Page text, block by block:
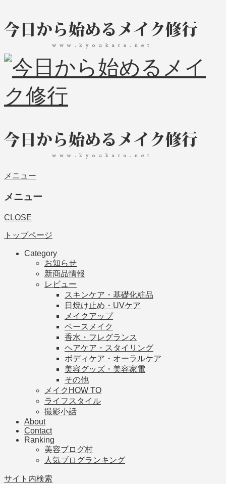
メニュー
メニュー
CLOSE
トップページ
Category
お知らせ
新商品情報
レビュー
スキンケア・基礎化粧品
日焼け止め・UVケア
メイクアップ
ベースメイク
香水・フレグランス
ヘアケア・スタイリング
ボディケア・オーラルケア
美容グッズ・美容家電
その他
メイクHOW TO
ライフスタイル
撮影小話
About
Contact
Ranking
美容ブログ村
人気ブログランキング
サイト内検索